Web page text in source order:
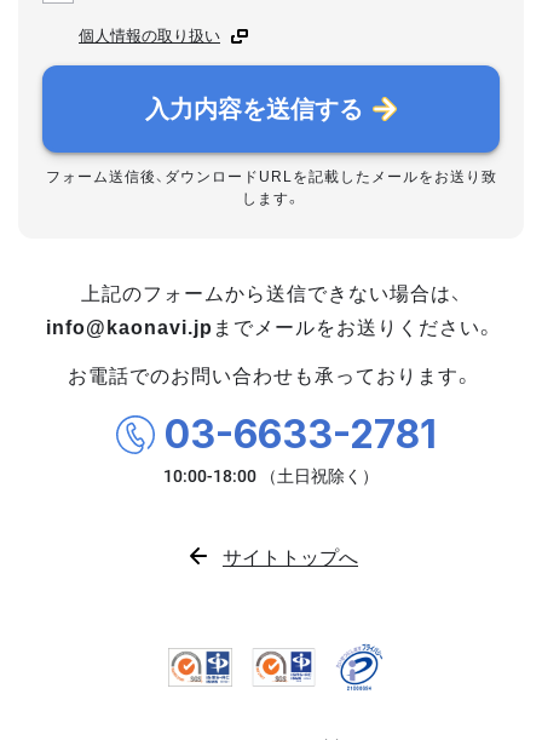
個人情報の取り扱い
入力内容を送信する
フォーム送信後、ダウンロードURLを記載したメールをお送り致
します。
上記のフォームから送信できない場合は、
info@kaonavi.jp までメールをお送りください。
お電話でのお問い合わせも承っております。
03-6633-2781
サイトトップへ